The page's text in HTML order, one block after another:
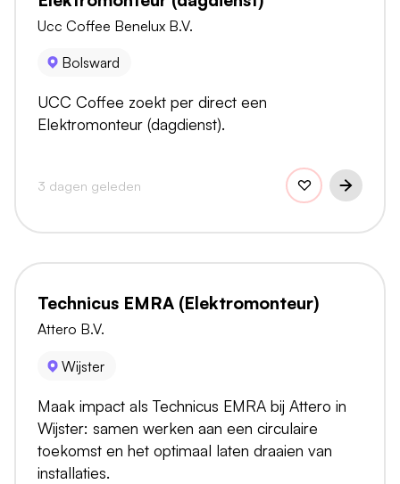
Ucc Coffee Benelux B.V.
Bolsward
UCC Coffee zoekt per direct een
Elektromonteur (dagdienst).
3 dagen geleden
Technicus EMRA (Elektromonteur)
Attero B.V.
Wijster
Maak impact als Technicus EMRA bij Attero in
Wijster: samen werken aan een circulaire
toekomst en het optimaal laten draaien van
installaties.